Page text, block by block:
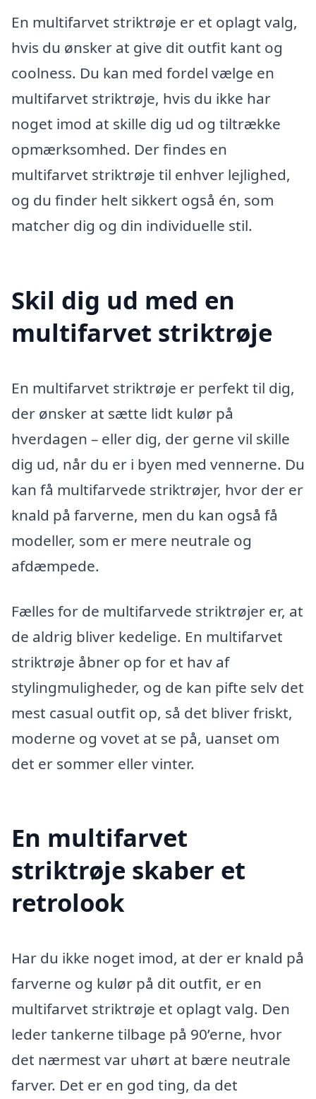
En multifarvet striktrøje er et oplagt valg,
hvis du ønsker at give dit outfit kant og
coolness. Du kan med fordel vælge en
multifarvet striktrøje, hvis du ikke har
noget imod at skille dig ud og tiltrække
opmærksomhed. Der findes en
multifarvet striktrøje til enhver lejlighed,
og du finder helt sikkert også én, som
matcher dig og din individuelle stil.
Skil dig ud med en
multifarvet striktrøje
En multifarvet striktrøje er perfekt til dig,
der ønsker at sætte lidt kulør på
hverdagen – eller dig, der gerne vil skille
dig ud, når du er i byen med vennerne. Du
kan få multifarvede striktrøjer, hvor der er
knald på farverne, men du kan også få
modeller, som er mere neutrale og
afdæmpede.
Fælles for de multifarvede striktrøjer er, at
de aldrig bliver kedelige. En multifarvet
striktrøje åbner op for et hav af
stylingmuligheder, og de kan pifte selv det
mest casual outfit op, så det bliver friskt,
moderne og vovet at se på, uanset om
det er sommer eller vinter.
En multifarvet
striktrøje skaber et
retrolook
Har du ikke noget imod, at der er knald på
farverne og kulør på dit outfit, er en
multifarvet striktrøje et oplagt valg. Den
leder tankerne tilbage på 90’erne, hvor
det nærmest var uhørt at bære neutrale
farver. Det er en god ting, da det